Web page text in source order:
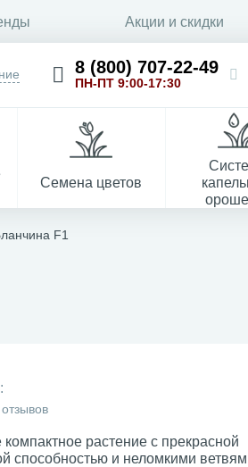
Акции и скидки
8 (800) 707-22-49
ПН-ПТ 9:00-17:30
Семена цветов
F1
растение с прекрасной
способностью и неломкими